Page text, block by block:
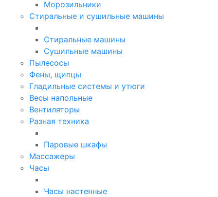
Морозильники
Стиральные и сушильные машины
Стиральные машины
Сушильные машины
Пылесосы
Фены, щипцы
Гладильные системы и утюги
Весы напольные
Вентиляторы
Разная техника
Паровые шкафы
Массажеры
Часы
Часы настенные